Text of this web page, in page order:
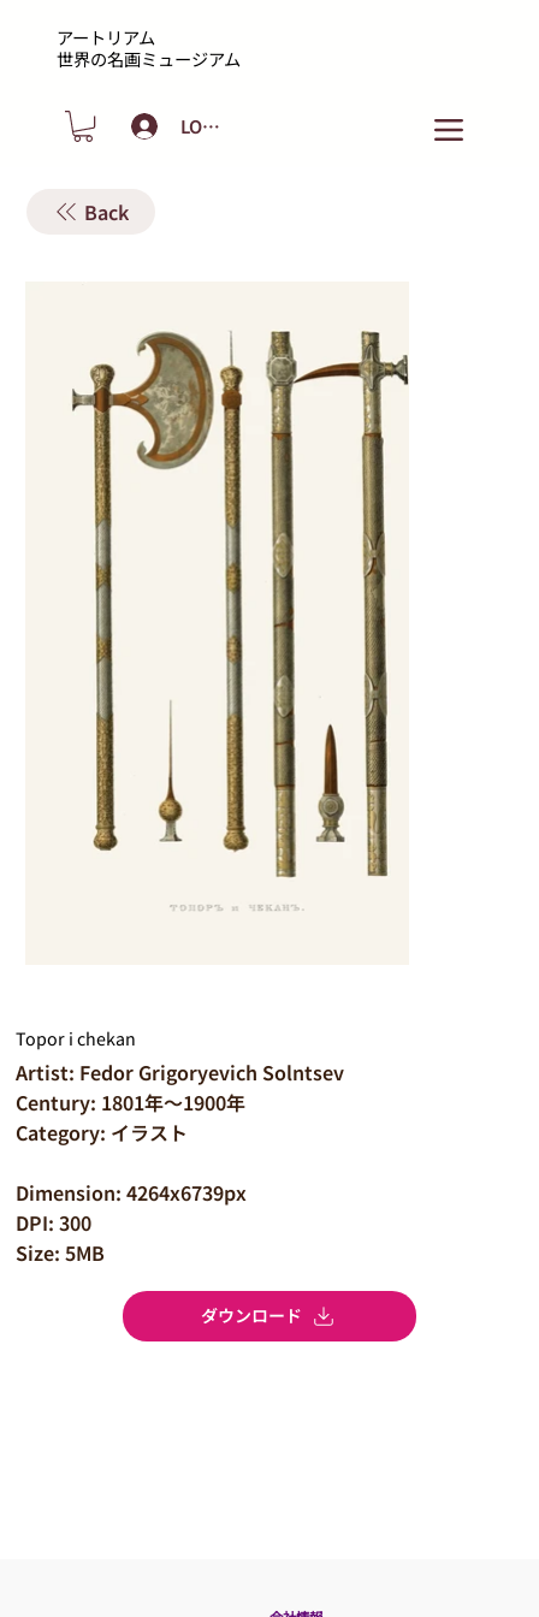
アートリアム
​世界の名画ミュージアム
LOGIN
Back
Topor i chekan
Artist: Fedor Grigoryevich Solntsev
Century: 1801年～1900年
Category: イラスト
Dimension: 4264x6739px
DPI: 300
Size: 5MB
ダウンロード